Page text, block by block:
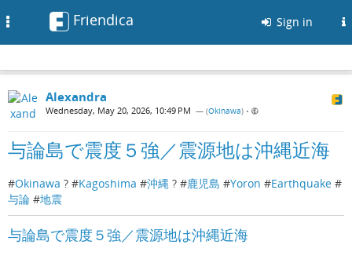
Friendica Sign in
Alexandra
Wednesday, May 20, 2026, 10:49 PM — (Okinawa) •
与論島で震度５強／震源地は沖縄近海
#Okinawa ? #Kagoshima #沖縄 ? #鹿児島 #Yoron #Earthquake #
与論 #地震
与論島で震度５強／震源地は沖縄近海